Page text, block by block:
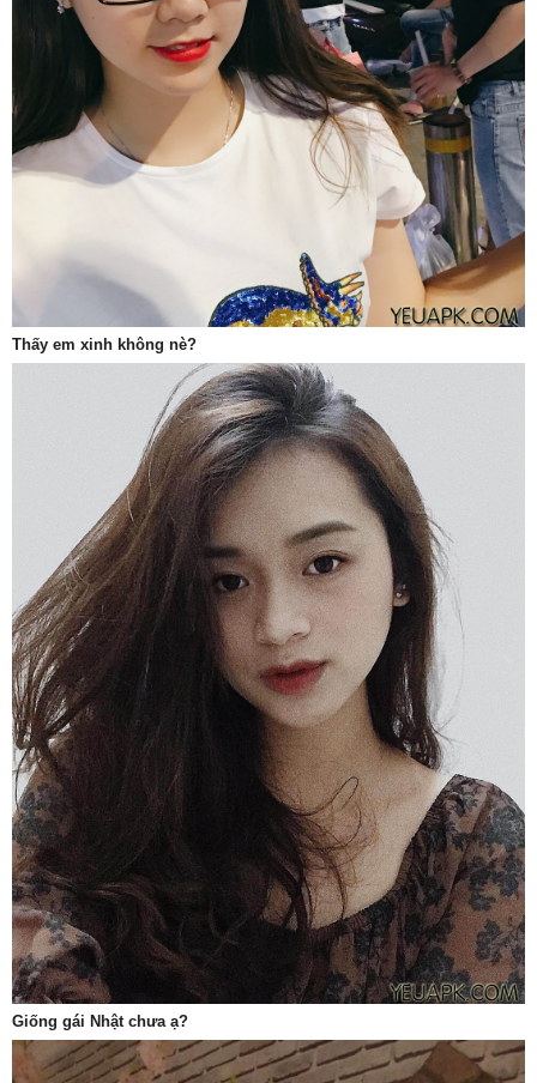
Thấy em xinh không nè?
Giống gái Nhật chưa ạ?